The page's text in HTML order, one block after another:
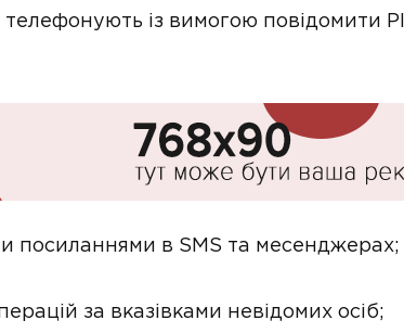
телефонують із вимогою повідомити
посиланнями в SMS та месенджерах;
за вказівками невідомих осіб;